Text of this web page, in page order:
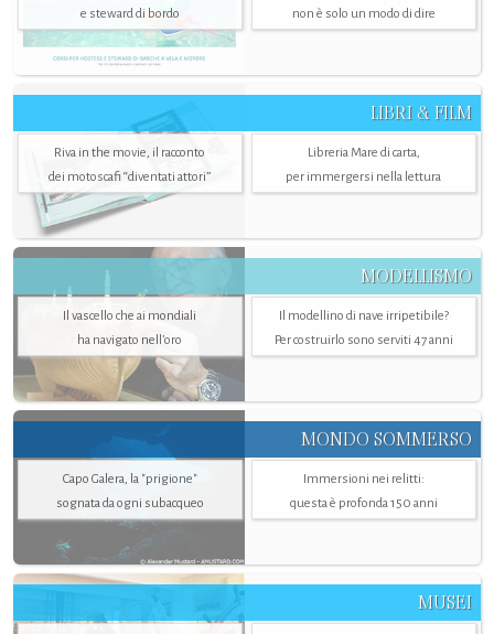
e steward di bordo
non è solo un modo di dire
LIBRI & FILM
Riva in the movie, il racconto
dei motoscafi “diventati attori”
Libreria Mare di carta,
per immergersi nella lettura
MODELLISMO
Il vascello che ai mondiali
ha navigato nell’oro
Il modellino di nave irripetibile?
Per costruirlo sono serviti 47 anni
MONDO SOMMERSO
Capo Galera, la "prigione"
sognata da ogni subacqueo
Immersioni nei relitti:
questa è profonda 150 anni
MUSEI